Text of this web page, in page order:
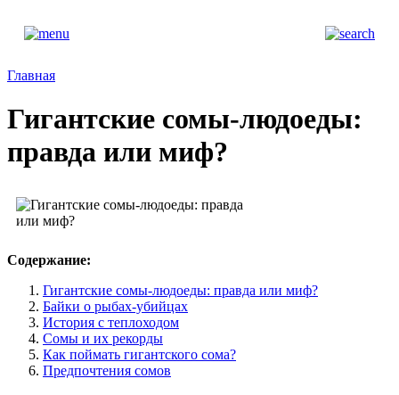
Главная
Гигантские сомы-людоеды:
правда или миф?
Содержание:
Гигантские сомы-людоеды: правда или миф?
Байки о рыбах-убийцах
История с теплоходом
Сомы и их рекорды
Как поймать гигантского сома?
Предпочтения сомов